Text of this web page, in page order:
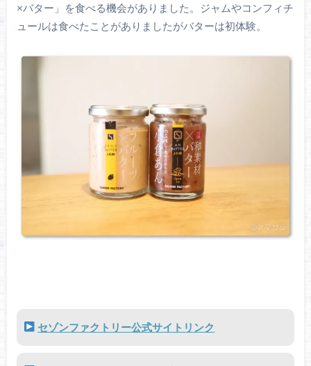
×バター」を食べる機会がありました。ジャムやコンフィチ
ュールは食べたことがありましたがバターは初体験。
セゾンファクトリー公式サイトリンク